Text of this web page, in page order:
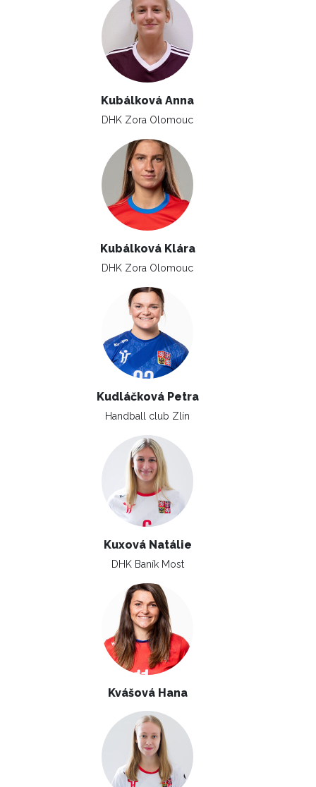
Kubálková Anna
DHK Zora Olomouc
Kubálková Klára
DHK Zora Olomouc
Kudláčková Petra
Handball club Zlín
Kuxová Natálie
DHK Baník Most
Kvášová Hana